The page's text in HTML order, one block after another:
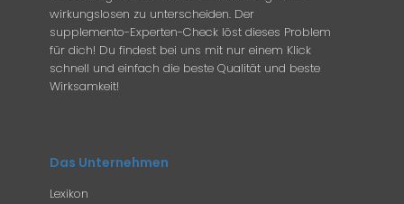
wirkungslosen zu unterscheiden. Der
supplemento-Experten-Check löst dieses Problem
für dich! Du findest bei uns mit nur einem Klick
schnell und einfach die beste Qualität und beste
Wirksamkeit!
Das Unternehmen
Lexikon